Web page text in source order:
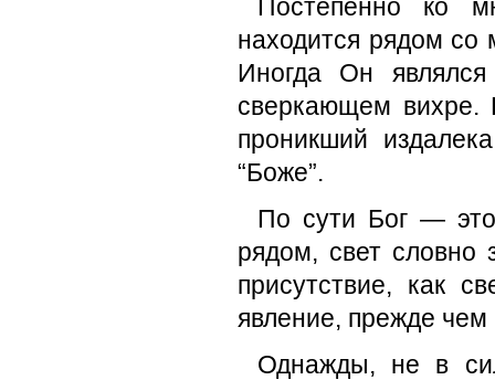
Постепенно ко
находится рядом
Иногда Он
сверкающем вихре.
проникший
“Боже”.
По сути Бог —
рядом, свет словно
присутствие, как
явление, прежде чем
Однажды, не в